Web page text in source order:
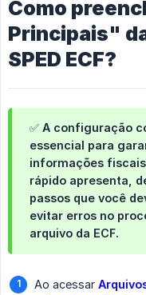
Como
Principais"
SPED ECF?
✅ A configuração
essencial para
informações
rápido apresenta,
passos que você
evitar erros no
arquivo da ECF.
Ao acessar